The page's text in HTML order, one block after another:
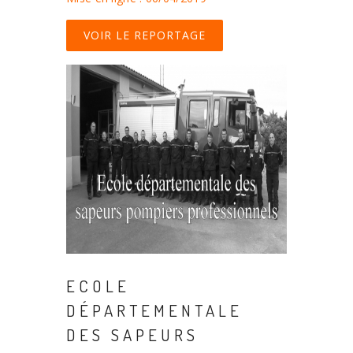
VOIR LE REPORTAGE
ECOLE
DÉPARTEMENTALE
DES SAPEURS